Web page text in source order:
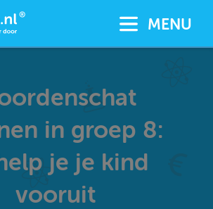
MENU
in groep 8:
je je kind
vooruit